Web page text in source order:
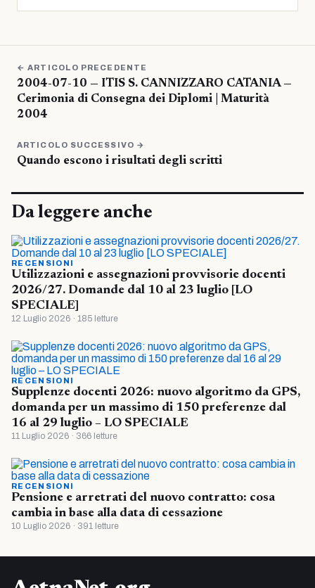
← ARTICOLO PRECEDENTE
2004-07-10 — ITIS S. CANNIZZARO CATANIA —
Cerimonia di Consegna dei Diplomi | Maturità
2004
ARTICOLO SUCCESSIVO →
Quando escono i risultati degli scritti
Da leggere anche
RECENSIONI
Utilizzazioni e assegnazioni provvisorie docenti
2026/27. Domande dal 10 al 23 luglio [LO
SPECIALE]
12 Luglio 2026 · 185 letture
RECENSIONI
Supplenze docenti 2026: nuovo algoritmo da GPS,
domanda per un massimo di 150 preferenze dal
16 al 29 luglio – LO SPECIALE
11 Luglio 2026 · 366 letture
RECENSIONI
Pensione e arretrati del nuovo contratto: cosa
cambia in base alla data di cessazione
10 Luglio 2026 · 391 letture